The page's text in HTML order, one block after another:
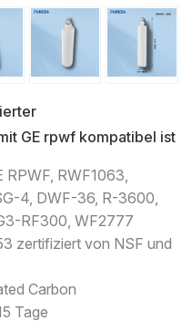
GE rpwf kompatibel ist
RPWF, RWF1063,
4, DWF-36, R-3600,
RF300, WF2777
zertifiziert von NSF und
Carbon
Tage